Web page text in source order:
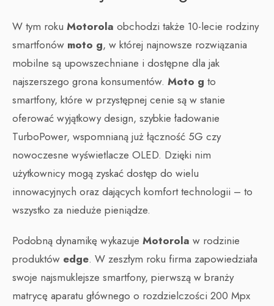
W tym roku Motorola obchodzi także 10-lecie rodziny
smartfonów moto g, w której najnowsze rozwiązania
mobilne są upowszechniane i dostępne dla jak
najszerszego grona konsumentów. Moto g to
smartfony, które w przystępnej cenie są w stanie
oferować wyjątkowy design, szybkie ładowanie
TurboPower, wspomnianą już łączność 5G czy
nowoczesne wyświetlacze OLED. Dzięki nim
użytkownicy mogą zyskać dostęp do wielu
innowacyjnych oraz dających komfort technologii – to
wszystko za nieduże pieniądze.
Podobną dynamikę wykazuje Motorola w rodzinie
produktów edge. W zeszłym roku firma zapowiedziała
swoje najsmuklejsze smartfony, pierwszą w branży
matrycę aparatu głównego o rozdzielczości 200 Mpx